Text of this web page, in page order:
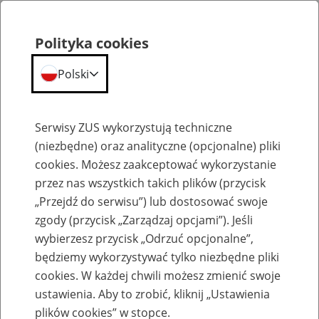
Aktualności
Informacja o stanie rozliczeń na kontach
płatników składek za 2022 r.
Polityka cookies
Polski
Serwisy ZUS wykorzystują techniczne
(niezbędne) oraz analityczne (opcjonalne) pliki
cookies. Możesz zaakceptować wykorzystanie
przez nas wszystkich takich plików (przycisk
„Przejdź do serwisu”) lub dostosować swoje
zgody (przycisk „Zarządzaj opcjami”). Jeśli
wybierzesz przycisk „Odrzuć opcjonalne”,
będziemy wykorzystywać tylko niezbędne pliki
cookies. W każdej chwili możesz zmienić swoje
ustawienia. Aby to zrobić, kliknij „Ustawienia
plików cookies” w stopce.